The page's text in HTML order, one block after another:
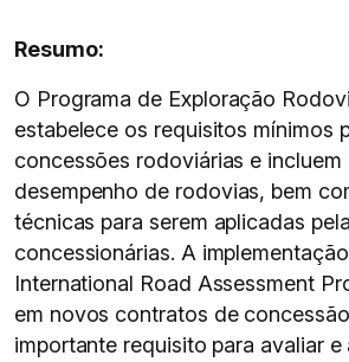
Resumo:
O Programa de Exploração
estabelece os requisitos mínimos
concessões rodoviárias e incluem
desempenho de rodovias, bem
técnicas para serem aplicadas
concessionárias. A
International Road Assessment
em novos contratos de
importante requisito para avaliar e